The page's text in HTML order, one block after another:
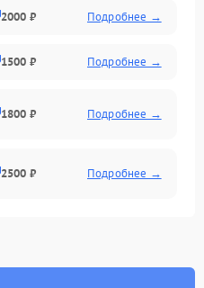
2000 ₽ Подробнее →
1500 ₽ Подробнее →
1800 ₽ Подробнее →
2500 ₽ Подробнее →
2200 ₽ Подробнее →